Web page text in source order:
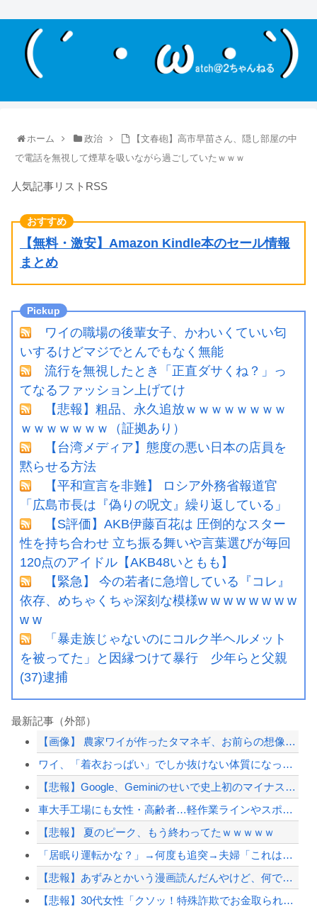
ホーム 政治
【文春砲】高市早苗さん、隠し部屋の中
で電話を無視して煙草を吸いながら過ごしていたｗｗｗ
人気記事リストRSS
【無料・激安】Amazon Kindle本のセール情報
まとめ
ワイの職場の後輩女子、かわいくていい匂
いするけどマジでとんでもなく無能
流行を無視したとき「正直ダサくね？」っ
てなるファッション上げてけ
【悲報】粗品、永久追放ｗｗｗｗｗｗｗｗ
ｗｗｗｗｗｗｗ（証拠あり）
【台湾メディア】態度の悪い日本の店員を
黙らせる方法
【平和宣言を非難】 ロシア外務省報道官
「広島市長は『偽りの呪文』繰り返している」
【S評価】AKB伊藤百花は 圧倒的なスター
性を持ち合わせ 立ち振る舞いや言葉選びが毎回
120点のアイドル【AKB48いともも】
【緊急】 今の若者に急増している『コレ』
依存、めちゃくちゃ深刻な模様w w w w w w w w
w w
「暴走族じゃないのにコルク半ヘルメット
を被ってた」と因縁つけて暴行 少年らと父親
(37)逮捕
最新記事（外部）
【画像】 農家ワイが作ったタマネギ、お前らの想像する1.5倍はデカいぞ
ワイ、「着衣おっばい」でしか抜けない体質になってしまうｗｗｗｗｗ
【悲報】Google、Geminiのせいで史上初のマイナスキャッシュフローに陥る
車大手工場にも女性・高齢者…軽作業ラインやスポットワーク
【悲報】 夏のピーク、もう終わってたｗｗｗｗｗ
「居眠り運転かな？」→何度も追突→夫婦「これは事故じゃない」と気付く…
【悲報】あずみとかいう漫画読んだんやけど、何で山で修行しただけの子供達があんなに...
【悲報】30代女性「クソッ！特殊詐欺でお金取られた…」SNS「詐欺られたお金、取...